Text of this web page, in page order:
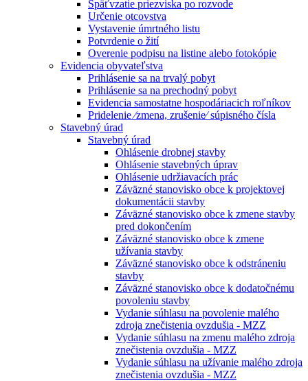
Späťvzatie priezviska po rozvode
Určenie otcovstva
Vystavenie úmrtného listu
Potvrdenie o žití
Overenie podpisu na listine alebo fotokópie
Evidencia obyvateľstva
Prihlásenie sa na trvalý pobyt
Prihlásenie sa na prechodný pobyt
Evidencia samostatne hospodáriacich roľníkov
Pridelenie ⁄zmena, zrušenie⁄ súpisného čísla
Stavebný úrad
Stavebný úrad
Ohlásenie drobnej stavby
Ohlásenie stavebných úprav
Ohlásenie udržiavacích prác
Záväzné stanovisko obce k projektovej
dokumentácii stavby
Záväzné stanovisko obce k zmene stavby
pred dokončením
Záväzné stanovisko obce k zmene
užívania stavby
Záväzné stanovisko obce k odstráneniu
stavby
Záväzné stanovisko obce k dodatočnému
povoleniu stavby
Vydanie súhlasu na povolenie malého
zdroja znečistenia ovzdušia - MZZ
Vydanie súhlasu na zmenu malého zdroja
znečistenia ovzdušia - MZZ
Vydanie súhlasu na užívanie malého zdroja
znečistenia ovzdušia - MZZ